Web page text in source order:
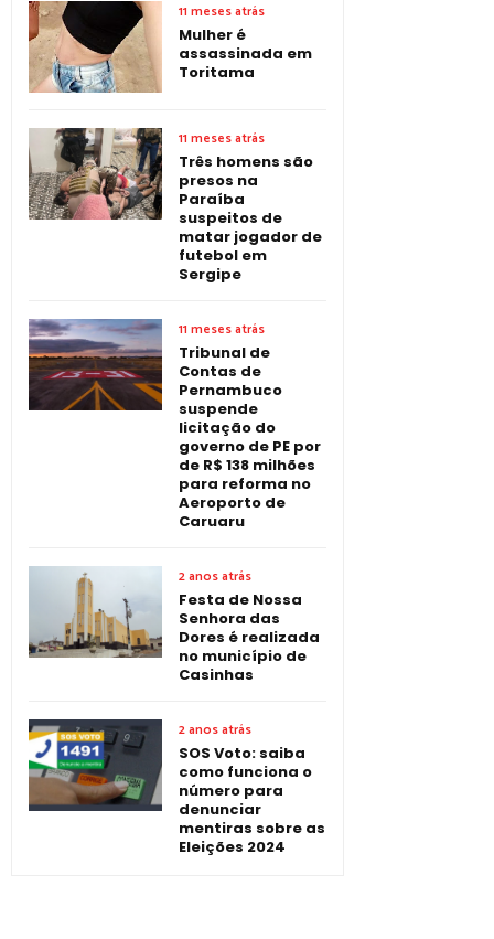
11 meses atrás
Mulher é
assassinada em
Toritama
11 meses atrás
Três homens são
presos na
Paraíba
suspeitos de
matar jogador de
futebol em
Sergipe
11 meses atrás
Tribunal de
Contas de
Pernambuco
suspende
licitação do
governo de PE por
de R$ 138 milhões
para reforma no
Aeroporto de
Caruaru
2 anos atrás
Festa de Nossa
Senhora das
Dores é realizada
no município de
Casinhas
2 anos atrás
SOS Voto: saiba
como funciona o
número para
denunciar
mentiras sobre as
Eleições 2024